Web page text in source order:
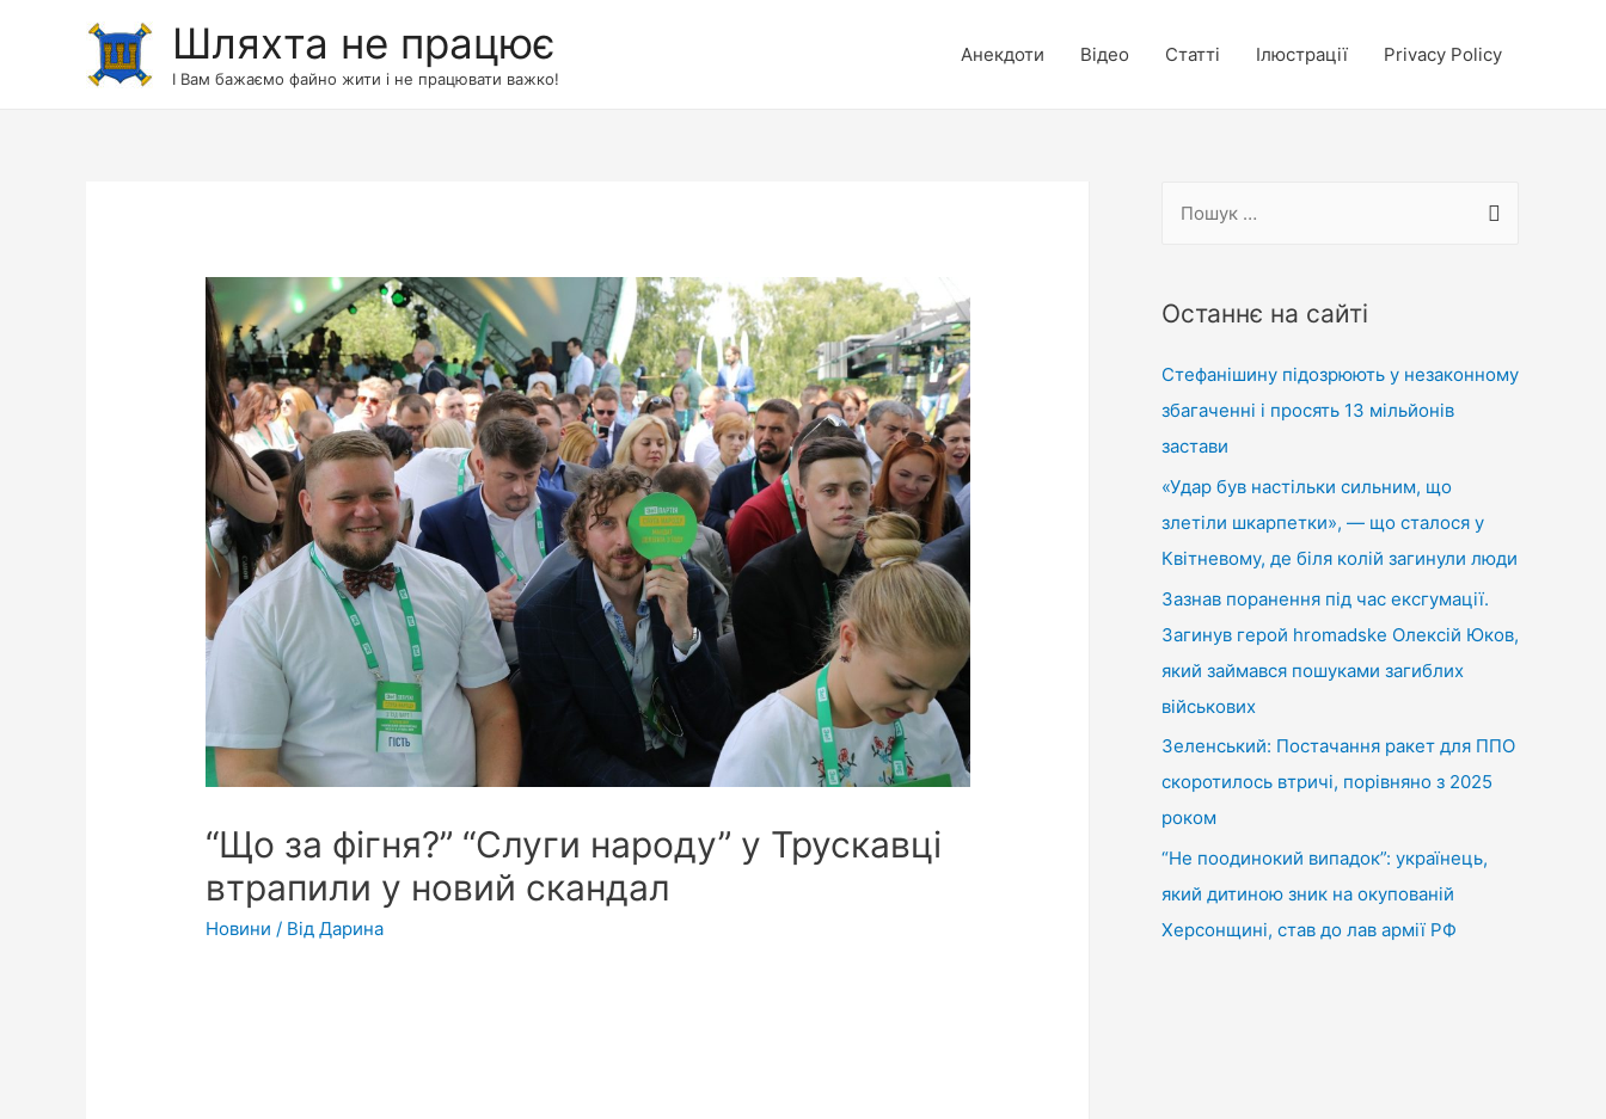
Шляхта не працює
І Вам бажаємо файно жити і не працювати важко!
Анекдоти Відео Статті Ілюстрації Privacy Policy
“Що за фігня?” “Слуги народу” у Трускавці
втрапили у новий скандал
Новини / ВідДарина
у
:
Останнє на сайті
Стефанішину підозрюють у незаконному
збагаченні і просять 13 мільйонів
застави
«Удар був настільки сильним, що
злетіли шкарпетки», — що сталося у
Квітневому, де біля колій загинули люди
Зазнав поранення під час ексгумації.
Загинув герой hromadske Олексій Юков,
який займався пошуками загиблих
військових
Зеленський: Постачання ракет для ППО
скоротилось втричі, порівняно з 2025
роком
“Не поодинокий випадок”: українець,
який дитиною зник на окупованій
Херсонщині, став до лав армії РФ